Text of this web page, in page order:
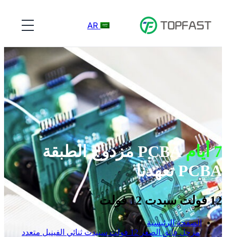
7 أيام
PCBA مزدوج الطبقة
PCBA تعهدنا
12 فولت سبدت 12 فولت
الصفحة الرئيسية
مرحل فائق الصغر 12 فولت سبيدت ثنائي الفينيل متعدد